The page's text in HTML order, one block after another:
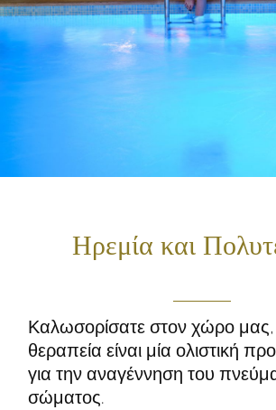
Ηρεμία και
Καλωσορίσατε στον χώρο
θεραπεία είναι μία ολιστική
για την αναγέννηση του
σώματος.